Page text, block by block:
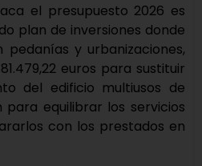
el presupuesto 2026 es
plan de inversiones donde
y urbanizaciones,
euros para sustituir
del edificio multiusos de
para equilibrar los servicios
con los prestados en